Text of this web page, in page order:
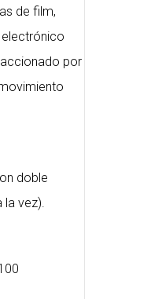
de film,
por
doble
la vez).